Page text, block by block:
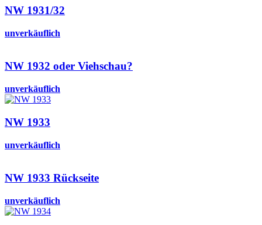
NW 1931/32
unverkäuflich
NW 1932 oder Viehschau?
unverkäuflich
NW 1933
unverkäuflich
NW 1933 Rückseite
unverkäuflich